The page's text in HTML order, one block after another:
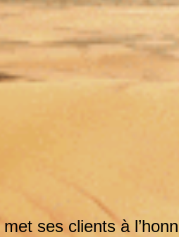
met ses clients à